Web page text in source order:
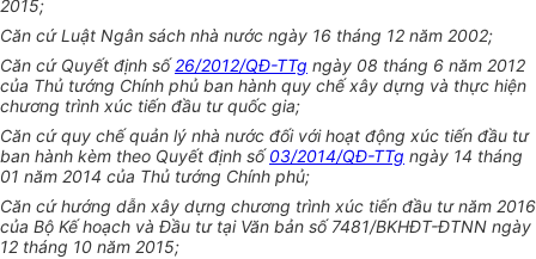
2015;
Căn cứ Luật Ngân sách nhà nước ngày 16 tháng 12 năm 2002;
Căn cứ Quyết định số26/2012/QĐ-TTg ngày 08 tháng 6 năm 2012
của Thủ tướng Chính phủ ban hành quy chế xây dựng và thực hiện
chương trình xúc tiến đầu tư quốc gia;
Căn cứ quy chế quản lý nhà nước đối với hoạt động xúc tiến đầu tư
ban hành kèm theo Quyết định số03/2014/QĐ-TTg ngày 14 tháng
01 năm 2014 của Thủ tướng Chính phủ;
Căn cứ hướng dẫn xây dựng chương trình xúc tiến đầu tư năm 2016
của Bộ Kế hoạch và Đầu tư tại Văn bản số 7481/BKHĐT-ĐTNN ngày
12 tháng 10 năm 2015;